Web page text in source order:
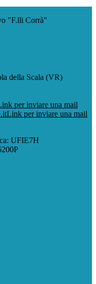
"F.lli Corrà"
della Scala (VR)
per inviare una mail
Link per inviare una mail
UFIE7H